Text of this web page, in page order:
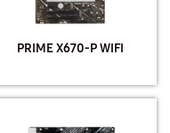
PRIME X670-P WIFI